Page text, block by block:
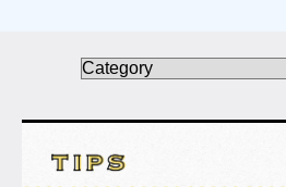
インストラクター一覧